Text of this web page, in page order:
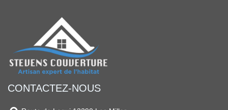
CONTACTEZ-NOUS